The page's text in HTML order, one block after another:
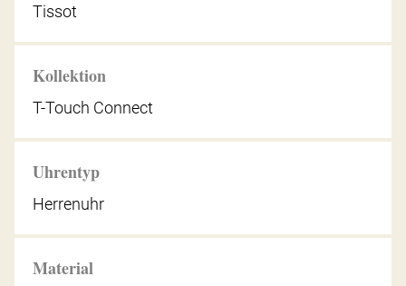
Tissot
Kollektion
T-Touch Connect
Uhrentyp
Herrenuhr
Material